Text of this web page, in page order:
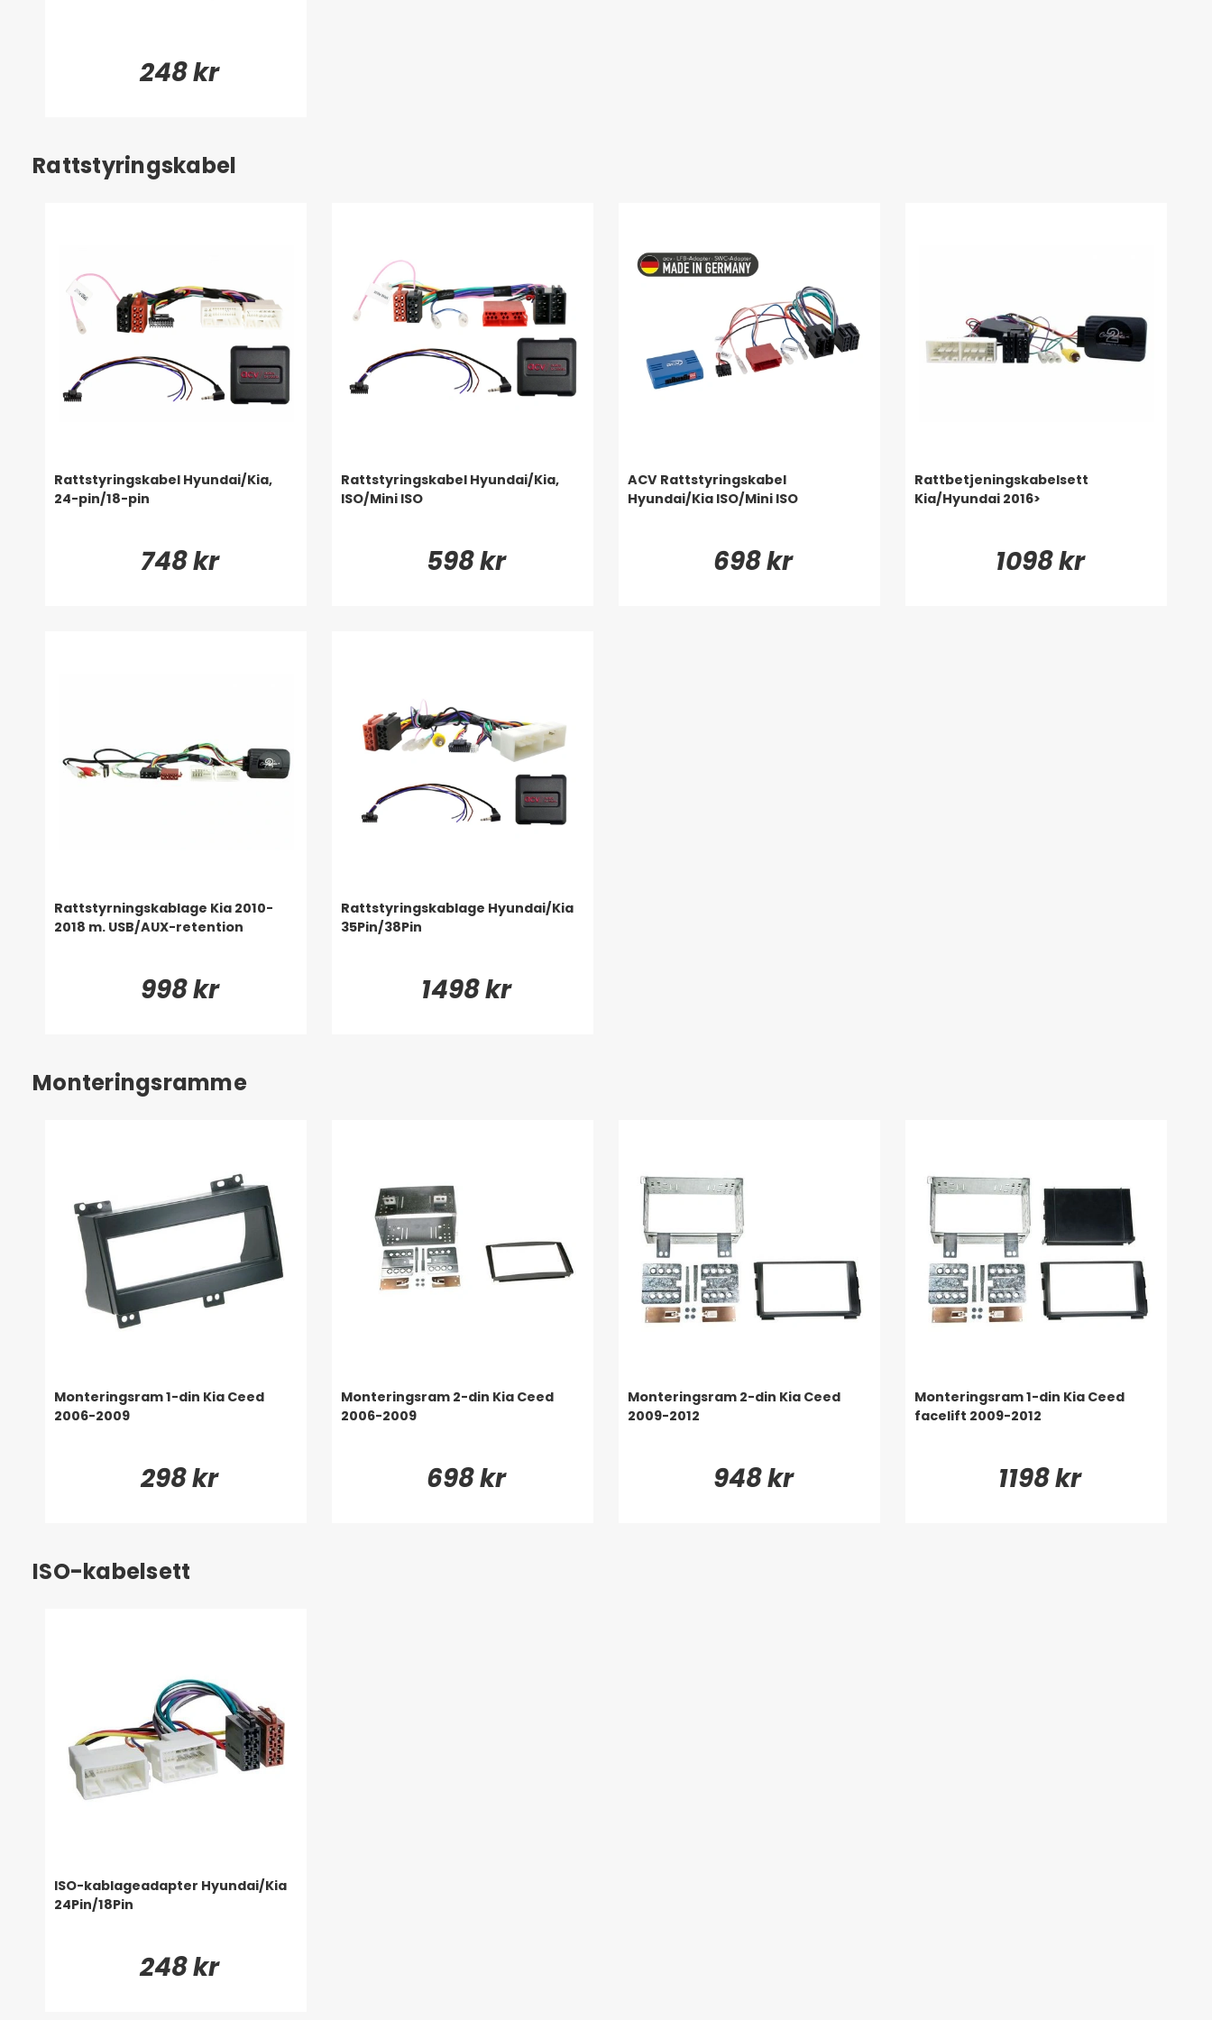
248 kr
Rattstyringskabel
Rattstyringskabel Hyundai/Kia,
24-pin/18-pin
748 kr
Rattstyringskabel Hyundai/Kia,
ISO/Mini ISO
598 kr
ACV Rattstyringskabel
Hyundai/Kia ISO/Mini ISO
698 kr
Rattbetjeningskabelsett
Kia/Hyundai 2016>
1098 kr
Rattstyrningskablage Kia 2010-
2018 m. USB/AUX-retention
998 kr
Rattstyringskablage Hyundai/Kia
35Pin/38Pin
1498 kr
Monteringsramme
Monteringsram 1-din Kia Ceed
2006-2009
298 kr
Monteringsram 2-din Kia Ceed
2006-2009
698 kr
Monteringsram 2-din Kia Ceed
2009-2012
948 kr
Monteringsram 1-din Kia Ceed
facelift 2009-2012
1198 kr
ISO-kabelsett
ISO-kablageadapter Hyundai/Kia
24Pin/18Pin
248 kr